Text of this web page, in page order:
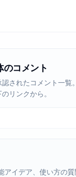
のコメント
されたコメント一覧
リンクから。
アイデア、使い方の